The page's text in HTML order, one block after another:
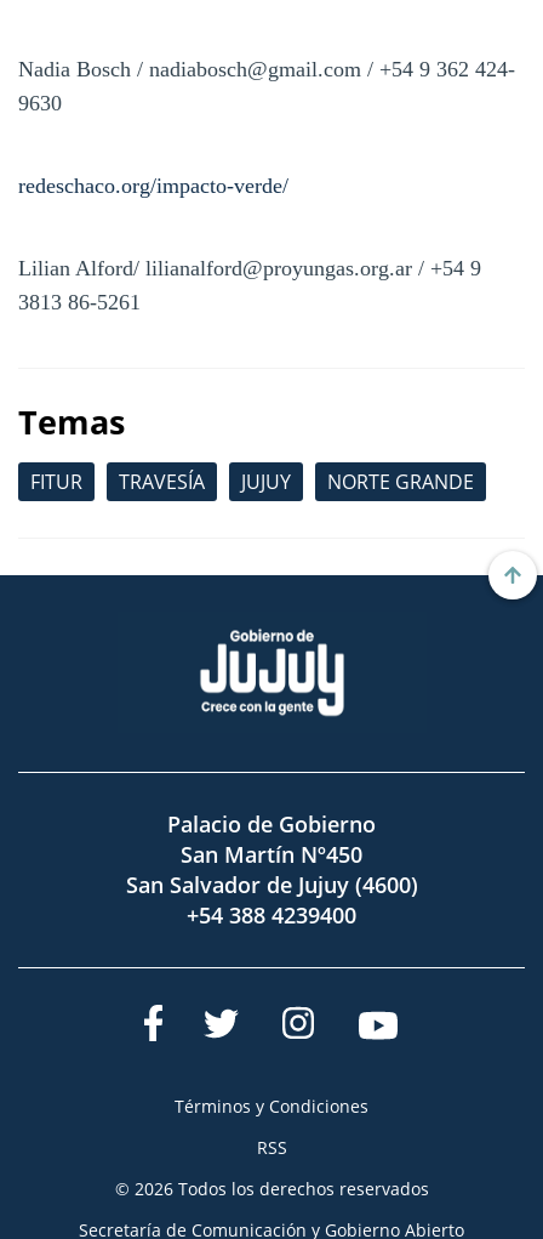
Nadia Bosch / nadiabosch@gmail.com / +54 9 362 424-
9630
redeschaco.org/impacto-verde/
Lilian Alford/ lilianalford@proyungas.org.ar / +54 9
3813 86-5261
Temas
FITUR TRAVESÍA JUJUY NORTE GRANDE
Palacio de Gobierno
San Martín Nº450
San Salvador de Jujuy (4600)
+54 388 4239400
Términos y Condiciones
RSS
© 2026 Todos los derechos reservados
Secretaría de Comunicación y Gobierno Abierto